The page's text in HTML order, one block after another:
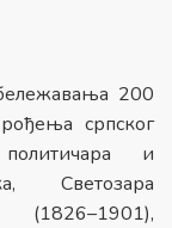
200
српског
и
Светозара
(1826–1901),